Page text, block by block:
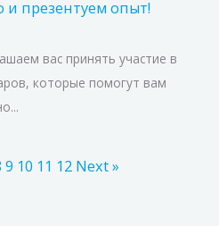
презентуем опыт!
вас принять участие в
которые помогут вам
9 10 11 12 Next »